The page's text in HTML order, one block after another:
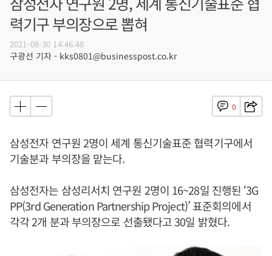
력기구 부의장으로 뽑혀
2021-08-30 14:46:48
구광선 기자 - kks0801@businesspost.co.kr
0
삼성전자 연구원 2명이 세계 통신기술표준 협력기구에서
기술분과 부의장을 맡는다.
삼성전자는 삼성리서치 연구원 2명이 16~28일 진행된 ‘3G
PP(3rd Generation Partnership Project)’ 표준회의에서
각각 2개 분과 부의장으로 선출됐다고 30일 밝혔다.